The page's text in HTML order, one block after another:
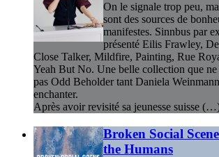
On le signale trop peu,
sont des sources de
manifestes. Sinnbus par
présenté Eilis Frawley,
Close Talker, Mildfire, Painting, Rue
Yeah But No. Une belle collection que ne
pas Odd Beholder tant Daniela
enchanter.
Après avoir revisité sa jeunesse suisse
Broken Social
the Humans